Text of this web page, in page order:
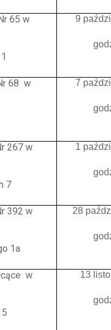
65 w
9
68 w
7
267 w
7
1
392 w
1a
28
w
13